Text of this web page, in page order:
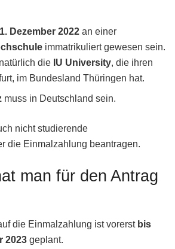
1. Dezember 2022 an einer
immatrikuliert gewesen sein.
die IU University, die ihren
im Bundesland Thüringen hat.
muss in Deutschland sein.
nicht studierende
die Einmalzahlung beantragen.
man für den Antrag
die Einmalzahlung ist vorerst bis
2023 geplant.